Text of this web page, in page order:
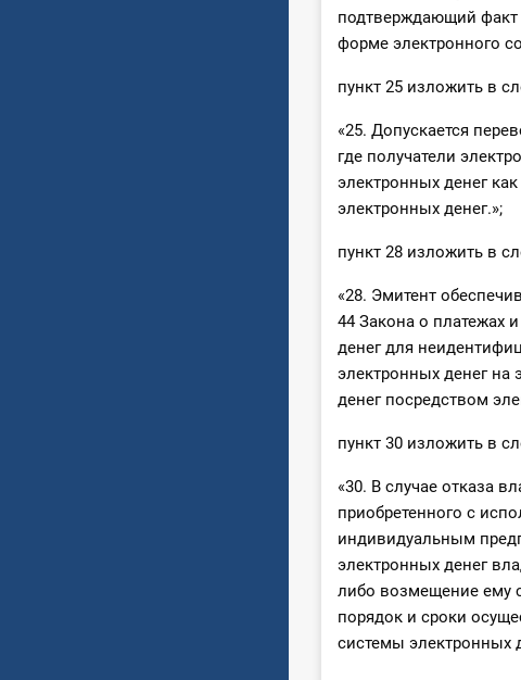
подтверждающий факт
форме электронного
пункт 25 изложить в
«25. Допускается
где получатели
электронных денег
электронных денег.»;
пункт 28 изложить в
«28. Эмитент
44 Закона о платежах
денег для
электронных денег
денег посредством
пункт 30 изложить в
«30. В случае отказа
приобретенного с
индивидуальным
электронных денег
либо возмещение ему
порядок и сроки
системы электронных